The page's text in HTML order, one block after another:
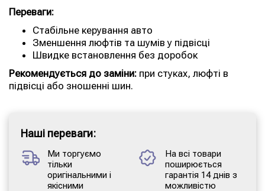
Переваги:
Стабільне керування авто
Зменшення люфтів та шумів у підвісці
Швидке встановлення без доробок
Рекомендується до заміни: при стуках, люфті в
підвісці або зношенні шин.
Наші переваги:
Ми торгуємо
тільки
оригінальними і
якісними
На всі товари
поширюється
гарантія 14 днів з
можливістю